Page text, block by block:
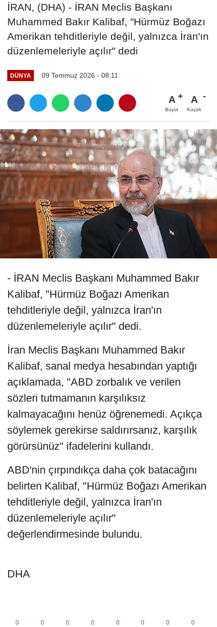
İRAN, (DHA) - İRAN Meclis Başkanı
Muhammed Bakır Kalibaf, "Hürmüz Boğazı
Amerikan tehditleriyle değil, yalnızca İran'ın
düzenlemeleriyle açılır" dedi
DÜNYA 09 Temmuz 2026 - 08:11
A
Büyüt
A
Küçült
- İRAN Meclis Başkanı Muhammed Bakır
Kalibaf, "Hürmüz Boğazı Amerikan
tehditleriyle değil, yalnızca İran'ın
düzenlemeleriyle açılır" dedi.
İran Meclis Başkanı Muhammed Bakır
Kalibaf, sanal medya hesabından yaptığı
açıklamada, "ABD zorbalık ve verilen
sözleri tutmamanın karşılıksız
kalmayacağını henüz öğrenemedi. Açıkça
söylemek gerekirse saldırırsanız, karşılık
görürsünüz" ifadelerini kullandı.
ABD'nin çırpındıkça daha çok batacağını
belirten Kalibaf, "Hürmüz Boğazı Amerikan
tehditleriyle değil, yalnızca İran'ın
düzenlemeleriyle açılır"
değerlendirmesinde bulundu.
DHA